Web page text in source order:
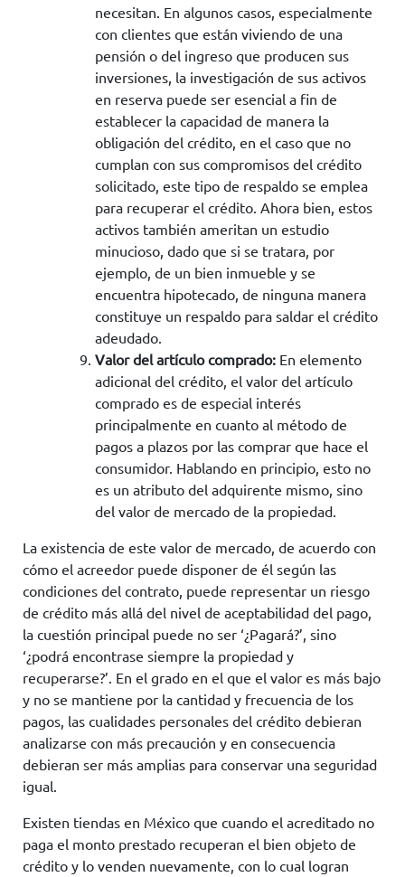
necesitan. En algunos casos, especialmente
con clientes que están viviendo de una
pensión o del ingreso que producen sus
inversiones, la investigación de sus activos
en reserva puede ser esencial a fin de
establecer la capacidad de manera la
obligación del crédito, en el caso que no
cumplan con sus compromisos del crédito
solicitado, este tipo de respaldo se emplea
para recuperar el crédito. Ahora bien, estos
activos también ameritan un estudio
minucioso, dado que si se tratara, por
ejemplo, de un bien inmueble y se
encuentra hipotecado, de ninguna manera
constituye un respaldo para saldar el crédito
adeudado.
Valor del artículo comprado: En elemento
adicional del crédito, el valor del artículo
comprado es de especial interés
principalmente en cuanto al método de
pagos a plazos por las comprar que hace el
consumidor. Hablando en principio, esto no
es un atributo del adquirente mismo, sino
del valor de mercado de la propiedad.
La existencia de este valor de mercado, de acuerdo con
cómo el acreedor puede disponer de él según las
condiciones del contrato, puede representar un riesgo
de crédito más allá del nivel de aceptabilidad del pago,
la cuestión principal puede no ser ‘¿Pagará?’, sino
‘¿podrá encontrase siempre la propiedad y
recuperarse?’. En el grado en el que el valor es más bajo
y no se mantiene por la cantidad y frecuencia de los
pagos, las cualidades personales del crédito debieran
analizarse con más precaución y en consecuencia
debieran ser más amplias para conservar una seguridad
igual.
Existen tiendas en México que cuando el acreditado no
paga el monto prestado recuperan el bien objeto de
crédito y lo venden nuevamente, con lo cual logran